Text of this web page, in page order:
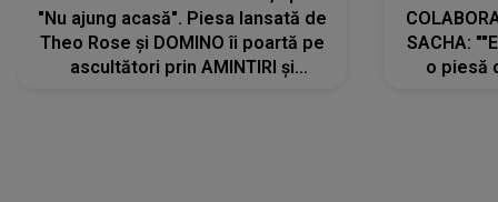
"Nu ajung acasă". Piesa lansată de
Theo Rose și DOMINO îi poartă pe
ascultători prin AMINTIRI și
SACHA:
o piesă